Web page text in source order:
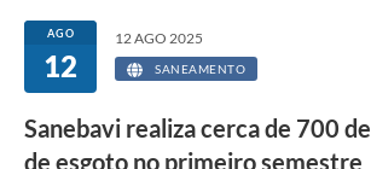
Licitações
Transparência
Concursos e Processos Seletivos
AGO
12
12 AGO 2025
SANEAMENTO
Sanebavi realiza cerca de 700
de esgoto no primeiro semestre